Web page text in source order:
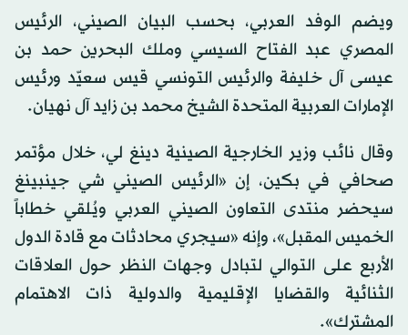
ويضم الوفد العربي، بحسب البيان الصيني، الرئيس
المصري عبد الفتاح السيسي وملك البحرين حمد بن
عيسى آل خليفة والرئيس التونسي قيس سعيّد ورئيس
الإمارات العربية المتحدة الشيخ محمد بن زايد آل نهيان.
وقال نائب وزير الخارجية الصينية دينغ لي، خلال مؤتمر
صحافي في بكين، إن «الرئيس الصيني شي جينبينغ
سيحضر منتدى التعاون الصيني العربي ويُلقي خطاباً
الخميس المقبل»، وإنه «سيجري محادثات مع قادة الدول
الأربع على التوالي لتبادل وجهات النظر حول العلاقات
الثنائية والقضايا الإقليمية والدولية ذات الاهتمام
المشترك».